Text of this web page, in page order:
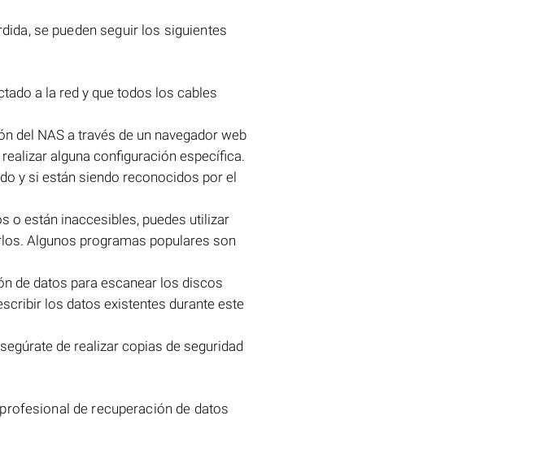
se pueden seguir los siguientes
a la red y que todos los cables
del NAS a través de un navegador web
alguna configuración específica.
y si están siendo reconocidos por el
o están inaccesibles, puedes utilizar
Algunos programas populares son
de datos para escanear los discos
los datos existentes durante este
de realizar copias de seguridad
de recuperación de datos